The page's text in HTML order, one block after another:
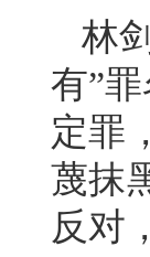
林
有”
定罪
蔑抹
反对